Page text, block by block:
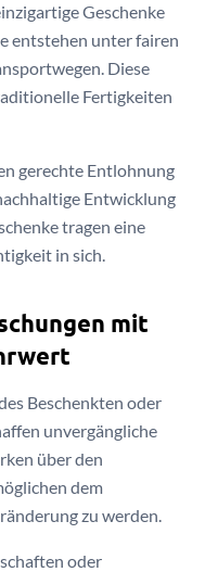
Geschenke
entstehen unter fairen
Diese
Fertigkeiten
gerechte Entlohnung
Entwicklung
tragen eine
in sich.
mit
Beschenkten oder
unvergängliche
über den
dem
zu werden.
oder